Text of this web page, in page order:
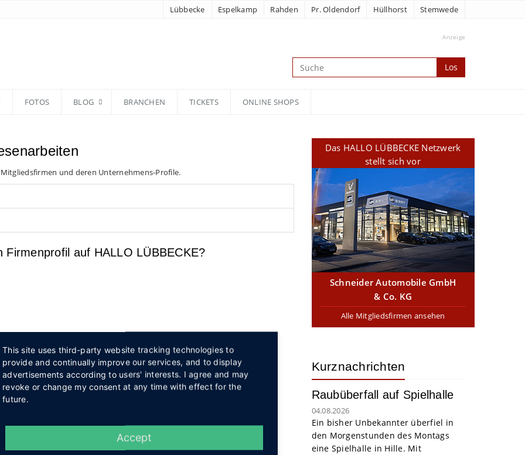
Lübbecke Espelkamp Rahden Pr. Oldendorf Hüllhorst Stemwede
Anzeige
Los
FOTOS BLOG BRANCHEN TICKETS ONLINE SHOPS
Mitgliedsfirmen und deren Unternehmens-Profile.
auf HALLO LÜBBECKE?
Das HALLO LÜBBECKE Netzwerk
stellt sich vor
Schneider Automobile GmbH
& Co. KG
Alle Mitgliedsfirmen ansehen
Kurznachrichten
Raubüberfall auf Spielhalle
04.08.2026
Ein bisher Unbekannter überfiel in
den Morgenstunden des Montags
eine Spielhalle in Hille. Mit
This site uses third-party website tracking technologies to
provide and continually improve our services, and to display
advertisements according to users' interests. I agree and may
revoke or change my consent at any time with effect for the
future.
Accept